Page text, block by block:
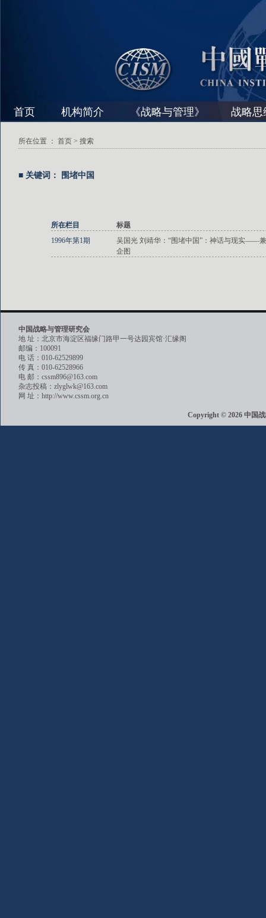
首页 机构简介 《战略与管理》 战略思
所在位置 ： 首页 > 搜索
■ 关键词： 围堵中国
所在栏目
标题
1996年第1期
吴国光 刘靖华：“围堵中国”：神话与现实——
企图
中国战略与管理研究会
地 址：北京市海淀区福缘门路甲一号达园宾馆·汇缘阁
邮编：100091
电 话：010-62529899
传 真：010-62528966
电 邮：cssm896@163.com
杂志投稿：zlyglwk@163.com
网 址：http://www.cssm.org.cn
Copyright © 2026 中国